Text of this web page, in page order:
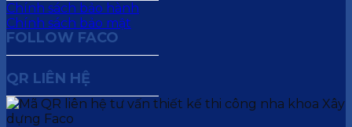
Chính sách bảo hành
Chính sách bảo mật
FOLLOW FACO
QR LIÊN HỆ